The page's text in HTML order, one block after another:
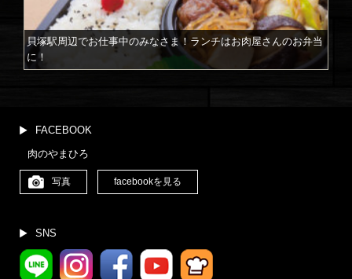
貝塚駅周辺でお仕事中のみなさま！ランチはお肉屋さんのお弁当
に！
FACEBOOK
肉のやまひろ
写真 facebookを見る
SNS